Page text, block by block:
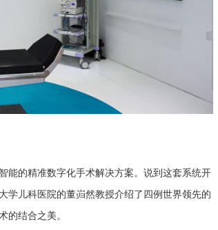
能的精准数字化手术解决方案。说到这套系统开
学儿科医院的董岿然教授介绍了四例世界领先的
的结合之美。